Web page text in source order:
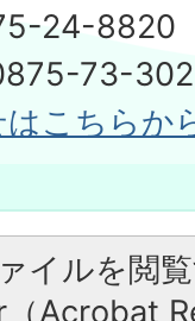
24-8820
73-
こちらか
イルを閲
（Acrobat